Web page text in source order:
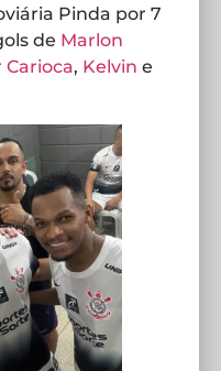
Pinda por 7
de Marlon
Carioca, Kelvin e